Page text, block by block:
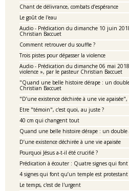
Chant de délivrance, combats d’espérance
Le goût de l'eau
Audio - Prédication du dimanche 10 juin
Christian Baccuet
Comment retrouver du souffle ?
Trois pistes pour dépasser la violence
Audio - Prédication du dimanche 06 mai
violence », par le pasteur Christian Baccuet
"Quand une belle histoire dérape : un
Christian Baccuet
"D’une existence déchirée à une vie
Etre "témoin", c'est quoi, au juste ?
40 cm qui changent tout
Quand une belle histoire dérape : un double
D’une existence déchirée à une vie apaisée
Pourquoi Jésus a-t-il été crucifié ?
Prédication à écouter : Quatre signes qui
4 signes qui font qu’un temple est protestant
Le temps, c'est de l'urgent